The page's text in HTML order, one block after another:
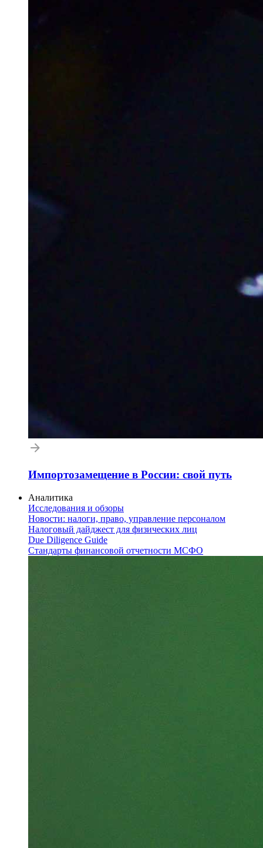
Импортозамещение в России: свой путь
Аналитика
Исследования и обзоры
Новости: налоги, право, управление персоналом
Налоговый дайджест для физических лиц
Due Diligence Guide
Стандарты финансовой отчетности МСФО